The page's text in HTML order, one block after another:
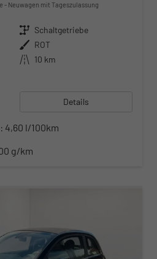
Neuwagen mit Tageszulassung
Getriebe Schaltgetriebe
Außenfarbe ROT
Kilometerstand 10 km
Details
4,60 l/100km
g/km